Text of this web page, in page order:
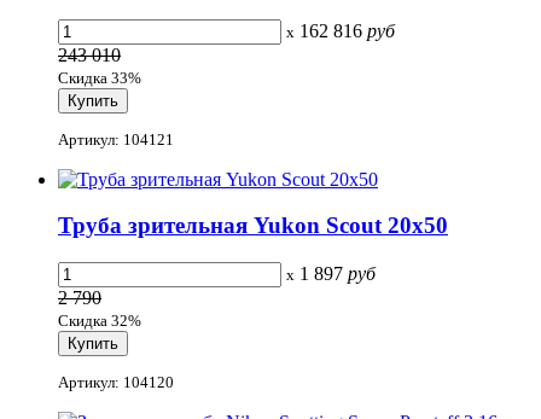
x 162 816 руб
243 010
Скидка 33%
Артикул: 104121
Труба зрительная Yukon Scout 20x50
x 1 897 руб
2 790
Скидка 32%
Артикул: 104120